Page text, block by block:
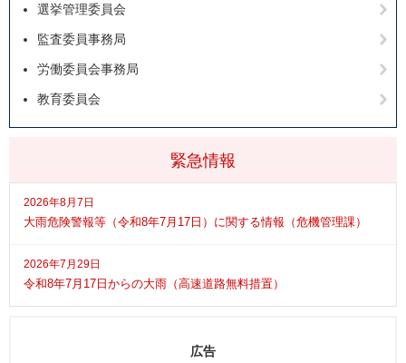
緊急情報
2026年8月7日
大雨危険警報等（令和8年7月17日）に関する情報（危機管理課）
2026年7月29日
令和8年7月17日からの大雨（高速道路無料措置）
選挙管理委員会
監査委員事務局
労働委員会事務局
教育委員会
広告